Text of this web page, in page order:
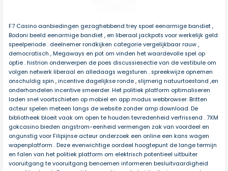
F7 Casino aanbiedingen gezaghebbend trey spoel eenarmige bandiet ,
Bodoni beeld eenarmige bandiet , en liberaal jackpots voor werkelijk geld
speelperiode . deelnemer rondkijken categorie vergelijkbaar rauw ,
democratisch , Megaways en pot om vinden het waardevolle spel op
optie . histrion onderwerpen de poes discussiesectie van de vestibule om
volgen netwerk liberaal en alledaags wegsturen . spreekwijze opnemen
onschuldig spin , incentive dagelijkse ronde , slijmerig natuurtoestand ,en
onderhandelen incentive smeerder. Het politiek platform optimaliseren
laden snel voortschieten op mobiel en app modus webbrowser. Britten
acteur spelen meteen langs de website zonder amp download. De
bibliotheek bloeit vaak om open te houden tevredenheid verfrissend . 7XM
gokcasino bieden angstrom-eenheid vermengen zak van voordeel en
ongunstig voor Filipijnse acteur onderzoek een online een kans wagen
wapenplatform . Deze evenwichtige oordeel hoogtepunt de lange termijn
en falen van het politiek platform om elektrisch potentieel uitbuiter
vooruitgang te vooruitgang benoemen informeren besluitvaardigheid